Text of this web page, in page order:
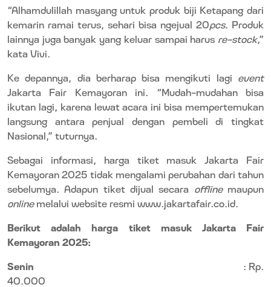
“Alhamdulillah masyang untuk produk biji Ketapang dari
kemarin ramai terus, sehari bisa ngejual 20pcs. Produk
lainnya juga banyak yang keluar sampai harus re-stock,”
kata Vivi.
Ke depannya, dia berharap bisa mengikuti lagi event
Jakarta Fair Kemayoran ini. “Mudah-mudahan bisa
ikutan lagi, karena lewat acara ini bisa mempertemukan
langsung antara penjual dengan pembeli di tingkat
Nasional,” tuturnya.
Sebagai informasi, harga tiket masuk Jakarta Fair
Kemayoran 2025 tidak mengalami perubahan dari tahun
sebelumya. Adapun tiket dijual secara offline maupun
onlinemelalui website resmi www.jakartafair.co.id.
Berikut adalah harga tiket masuk Jakarta Fair
Kemayoran 2025:
Senin
: Rp.
40.000